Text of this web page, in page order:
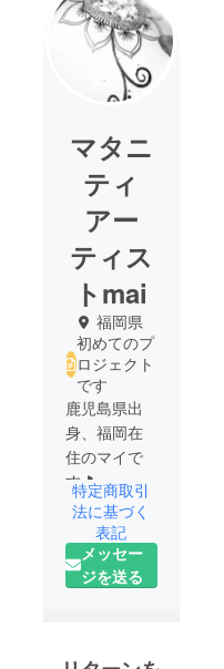
マタニ
ティ
アー
ティス
トmai
福岡県
初めてのプ
ロジェクト
です
鹿児島県出
身、福岡在
住のマイで
す🎵
前職の看護
師を活か
し、マタニ
特定商取引
法に基づく
表記
メッセー
ジを送る